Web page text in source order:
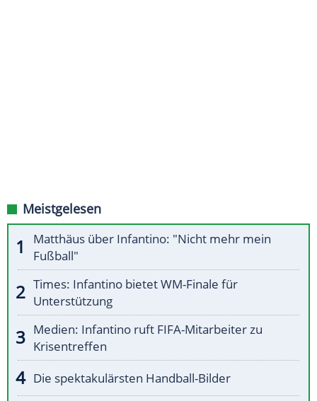
Meistgelesen
Matthäus über Infantino: "Nicht mehr mein
Fußball"
Times: Infantino bietet WM-Finale für
Unterstützung
Medien: Infantino ruft FIFA-Mitarbeiter zu
Krisentreffen
Die spektakulärsten Handball-Bilder